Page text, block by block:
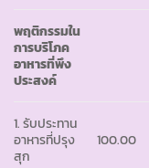
พฤติกรรมใน
การบริโภค
อาหารที่พึง
ประสงค์
1. รับประทาน
อาหารที่ปรุง
สุก
100.00